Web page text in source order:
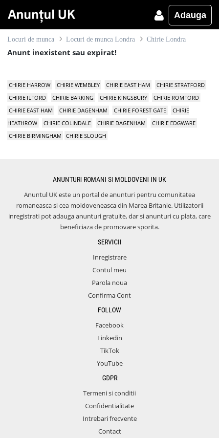
Adauga
Locuri de munca Locuri de munca Londra Chirie Londra
Anunt inexistent sau expirat!
CHIRIE HARROW CHIRIE WEMBLEY CHIRIE EAST HAM
CHIRIE STRATFORD
CHIRIE ILFORD
CHIRIE BARKING CHIRIE KINGSBURY
CHIRIE ROMFORD
CHIRIE EAST HAM
CHIRIE DAGENHAM CHIRIE FOREST GATE
CHIRIE
HEATHROW
CHIRIE COLINDALE CHIRIE DAGENHAM
CHIRIE EDGWARE
CHIRIE BIRMINGHAM
CHIRIE SLOUGH
ANUNTURI ROMANI SI MOLDOVENI IN UK
Anuntul UK este un portal de anunturi pentru comunitatea
romaneasca si cea moldoveneasca din Marea Britanie. Utilizatorii
inregistrati pot adauga anunturi gratuite, dar si anunturi cu plata, care
beneficiaza de promovare sporita.
SERVICII
Inregistrare
Contul meu
Parola noua
Confirma Cont
FOLLOW
Facebook
Linkedin
TikTok
YouTube
GDPR
Termeni si conditii
Confidentialitate
Intrebari frecvente
Contact